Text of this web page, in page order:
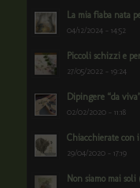
La mia fiaba nata
04/12/2024 - 14:52
Piccoli schizzi e
27/05/2022 - 19:24
Dipingere “da viva”
02/02/2020 - 11:18
Chiacchierate con
29/04/2020 - 17:19
Non siamo mai